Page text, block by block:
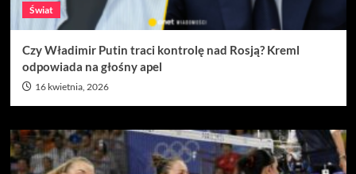
Świat
Czy Władimir Putin traci kontrolę nad Rosją? Kreml
odpowiada na głośny apel
16 kwietnia, 2026